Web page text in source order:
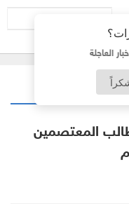
العاجلة
المعتصمين